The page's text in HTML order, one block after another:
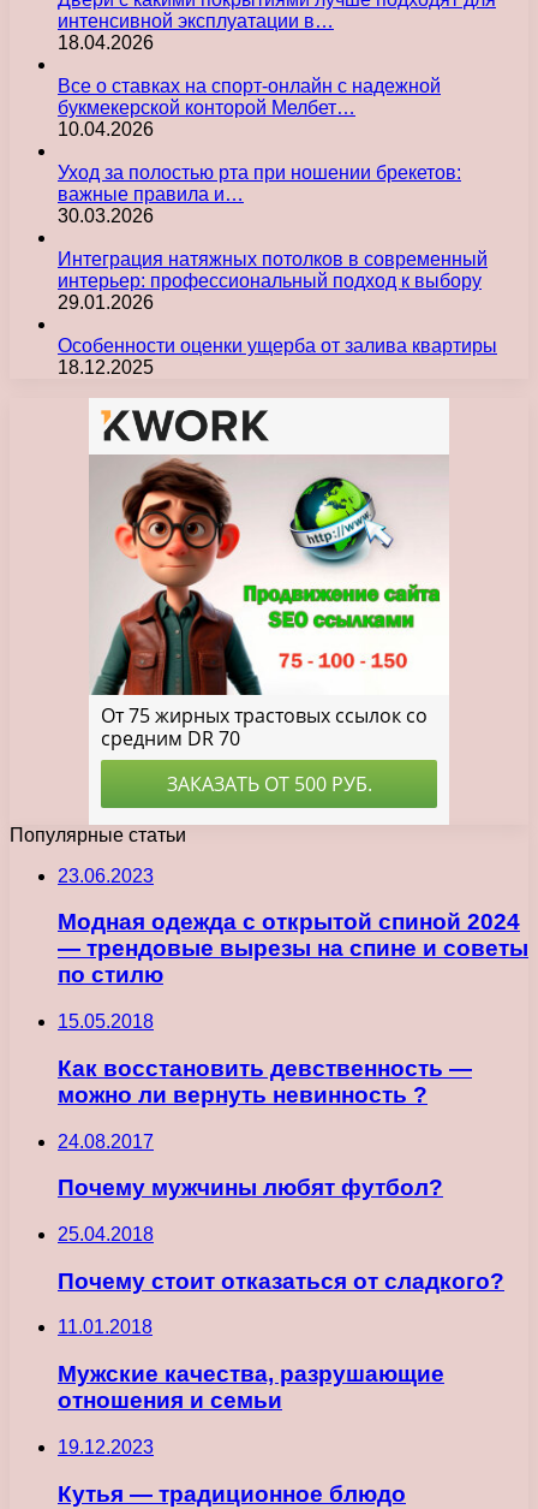
интенсивной эксплуатации в…
18.04.2026
Все о ставках на спорт-онлайн с надежной
букмекерской конторой Мелбет…
10.04.2026
Уход за полостью рта при ношении брекетов:
важные правила и…
30.03.2026
Интеграция натяжных потолков в современный
интерьер: профессиональный подход к выбору
29.01.2026
Особенности оценки ущерба от залива квартиры
18.12.2025
Популярные статьи
23.06.2023
Модная одежда с открытой спиной 2024
— трендовые вырезы на спине и советы
по стилю
15.05.2018
Как восстановить девственность —
можно ли вернуть невинность ?
24.08.2017
Почему мужчины любят футбол?
25.04.2018
Почему стоит отказаться от сладкого?
11.01.2018
Мужские качества, разрушающие
отношения и семьи
19.12.2023
Кутья — традиционное блюдо